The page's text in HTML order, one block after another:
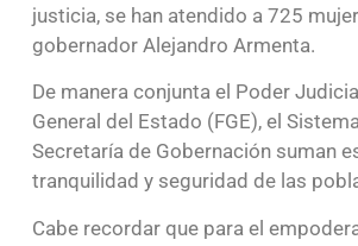
justicia, se han atendido a 725
gobernador Alejandro Armenta.
De manera conjunta el Poder
General del Estado (FGE), el
Secretaría de Gobernación suman
tranquilidad y seguridad de las
Cabe recordar que para el